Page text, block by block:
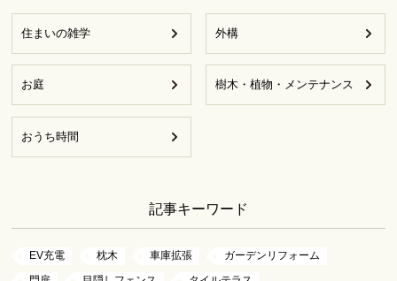
住まいの雑学 外構
お庭 樹木・植物・メンテナンス
おうち時間
記事キーワード
EV充電 枕木 車庫拡張
ガーデンリフォーム